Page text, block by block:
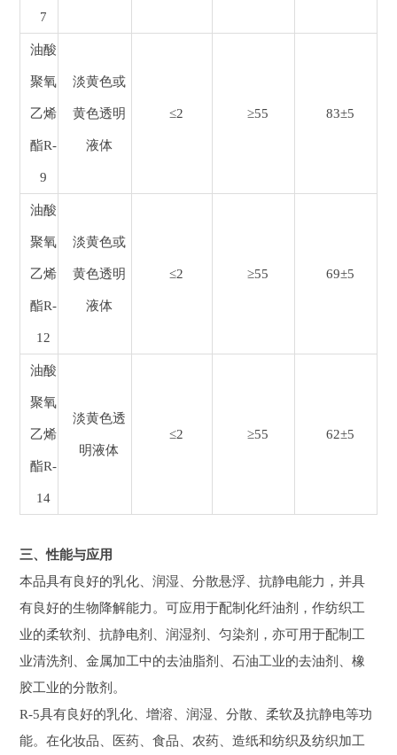
7
油酸
聚氧
乙烯
酯R-
9
淡黄色或
黄色透明
液体
≤2 ≥55 83±5
油酸
聚氧
乙烯
酯R-
12
淡黄色或
黄色透明
液体
≤2 ≥55 69±5
油酸
聚氧
乙烯
酯R-
14
淡黄色透
明液体
≤2 ≥55 62±5
三、性能与应用
本品具有良好的乳化、润湿、分散悬浮、抗静电能力，并具
有良好的生物降解能力。可应用于配制化纤油剂，作纺织工
业的柔软剂、抗静电剂、润湿剂、匀染剂，亦可用于配制工
业清洗剂、金属加工中的去油脂剂、石油工业的去油剂、橡
胶工业的分散剂。
R-5具有良好的乳化、增溶、润湿、分散、柔软及抗静电等功
能。在化妆品、医药、食品、农药、造纸和纺织及纺织加工